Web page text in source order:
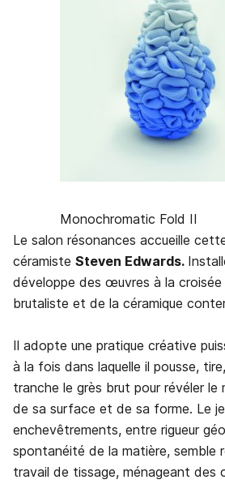
Monochromatic Fold II
Le salon résonances accueille
céramiste Steven Edwards.
développe des œuvres à la croisée
brutaliste et de la céramique
Il adopte une pratique créative
à la fois dans laquelle il pousse,
tranche le grès brut pour révéler le
de sa surface et de sa forme. Le
enchevêtrements, entre rigueur
spontanéité de la matière, semble
travail de tissage, ménageant des